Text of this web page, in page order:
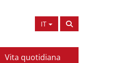
IT
Vita quotidiana